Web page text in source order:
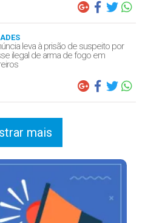
leva à prisão de suspeito por
ilegal de arma de fogo em
mais